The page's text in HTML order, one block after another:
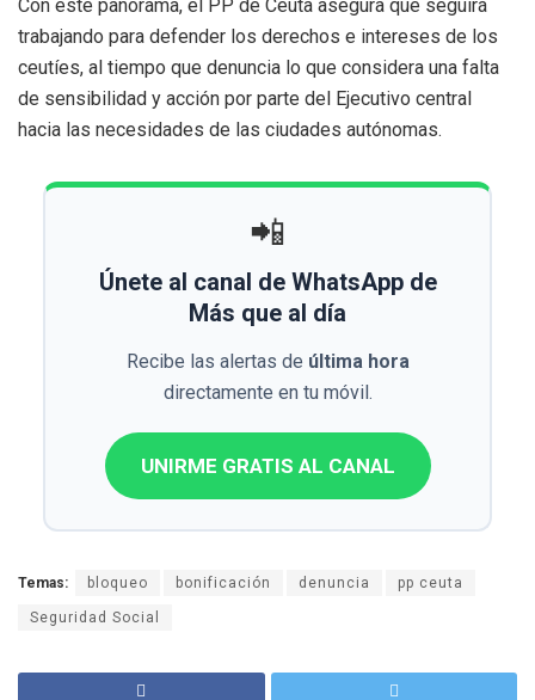
Con este panorama, el PP de Ceuta asegura que seguirá
trabajando para defender los derechos e intereses de los
ceutíes, al tiempo que denuncia lo que considera una falta
de sensibilidad y acción por parte del Ejecutivo central
hacia las necesidades de las ciudades autónomas.
📲
Únete al canal de WhatsApp de
Más que al día
Recibe las alertas de última hora
directamente en tu móvil.
UNIRME GRATIS AL CANAL
Temas: bloqueo bonificación denuncia pp ceuta
Seguridad Social